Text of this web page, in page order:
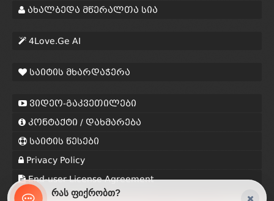
რას ფიქრობთ?
ახალბედა მწერალთა სია
4Love.Ge AI
საიტის მხარდაჭერა
ვიდეო-გაკვეთილები
კონტაქტი / დახმარება
საიტის წესები
Privacy Policy
End-user License Agreement